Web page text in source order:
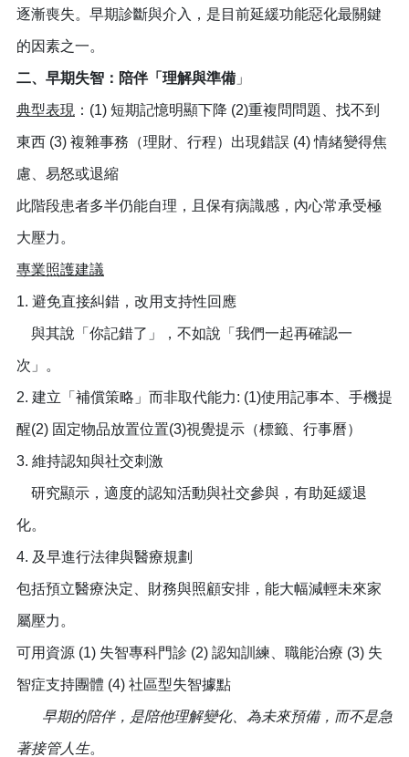
逐漸喪失。早期診斷與介入，是目前延緩功能惡化最關鍵
的因素之一。
二、早期失智：陪伴「理解與準備 」
典型表現 ：(1) 短期記憶明顯下降 (2)重複問問題、找不到
東西 (3) 複雜事務（理財、行程）出現錯誤 (4) 情緒變得焦
慮、易怒或退縮
此階段患者多半仍能自理，且保有病識感，內心常承受極
大壓力。
專業照護建議
1. 避免直接糾錯，改用支持性回應
與其說「你記錯了」，不如說「我們一起再確認一
次」。
2. 建立「補償策略」而非取代能力: (1)使用記事本、手機提
醒(2) 固定物品放置位置(3)視覺提示（標籤、行事曆）
3. 維持認知與社交刺激
研究顯示，適度的認知活動與社交參與，有助延緩退
化。
4. 及早進行法律與醫療規劃
包括預立醫療決定、財務與照顧安排，能大幅減輕未來家
屬壓力。
可用資源 (1) 失智專科門診 (2) 認知訓練、職能治療 (3) 失
智症支持團體 (4) 社區型失智據點
早期的陪伴，是陪他理解變化、為未來預備，而不是急
著接管人生。